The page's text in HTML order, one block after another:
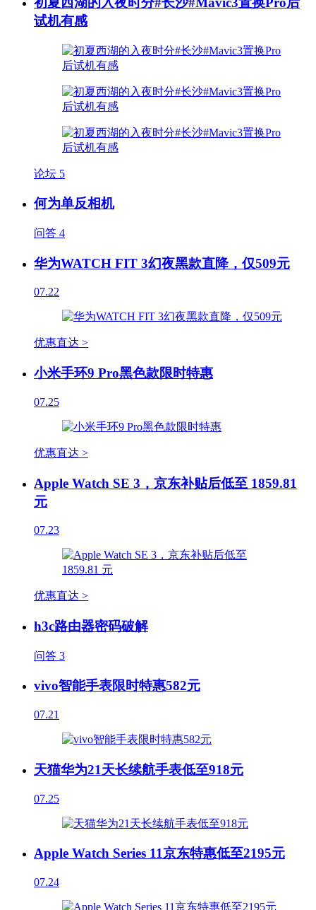
试机有感
论坛 5
何为单反相机
问答 4
华为WATCH FIT 3幻夜黑款直降，仅509元
07.22
优惠直达 >
小米手环9 Pro黑色款限时特惠
07.25
优惠直达 >
Apple Watch SE 3，京东补贴后低至 1859.81
元
07.23
优惠直达 >
h3c路由器密码破解
问答 3
vivo智能手表限时特惠582元
07.21
天猫华为21天长续航手表低至918元
07.25
Apple Watch Series 11京东特惠低至2195元
07.24